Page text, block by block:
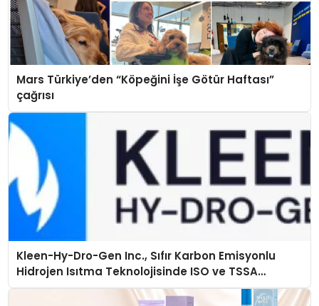
Mars Türkiye’den “Köpeğini İşe Götür Haftası”
çağrısı
Kleen-Hy-Dro-Gen Inc., Sıfır Karbon Emisyonlu
Hidrojen Isıtma Teknolojisinde ISO ve TSSA
Düzenleyici Onaylarını Aldı